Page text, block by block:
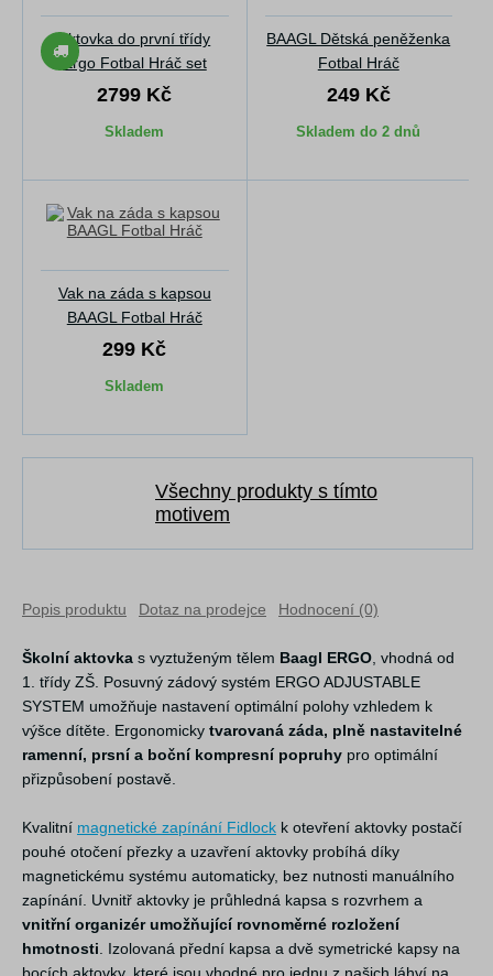
Aktovka do první třídy
Ergo Fotbal Hráč set
2799 Kč
Skladem
BAAGL Dětská peněženka
Fotbal Hráč
249 Kč
Skladem do 2 dnů
Vak na záda s kapsou
BAAGL Fotbal Hráč
299 Kč
Skladem
Všechny produkty s tímto
motivem
Popis produktu Dotaz na prodejce Hodnocení (0)
Školní aktovka s vyztuženým tělem Baagl ERGO, vhodná od
1. třídy ZŠ. Posuvný zádový systém ERGO ADJUSTABLE
SYSTEM umožňuje nastavení optimální polohy vzhledem k
výšce dítěte. Ergonomicky tvarovaná záda, plně nastavitelné
ramenní, prsní a boční kompresní popruhy pro optimální
přizpůsobení postavě.
Kvalitní magnetické zapínání Fidlock k otevření aktovky postačí
pouhé otočení přezky a uzavření aktovky probíhá díky
magnetickému systému automaticky, bez nutnosti manuálního
zapínání. Uvnitř aktovky je průhledná kapsa s rozvrhem a
vnitřní organizér umožňující rovnoměrné rozložení
hmotnosti. Izolovaná přední kapsa a dvě symetrické kapsy na